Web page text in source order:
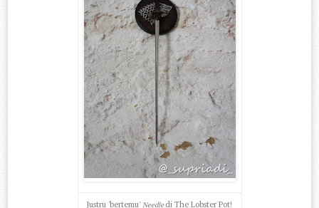
Justru 'bertemu' Needledi The Lobster Pot!